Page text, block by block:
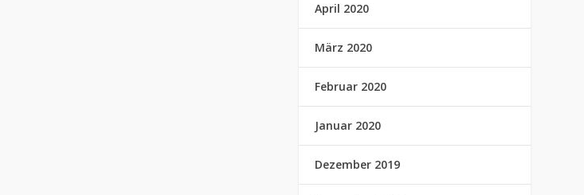
April 2020
März 2020
Februar 2020
Januar 2020
Dezember 2019